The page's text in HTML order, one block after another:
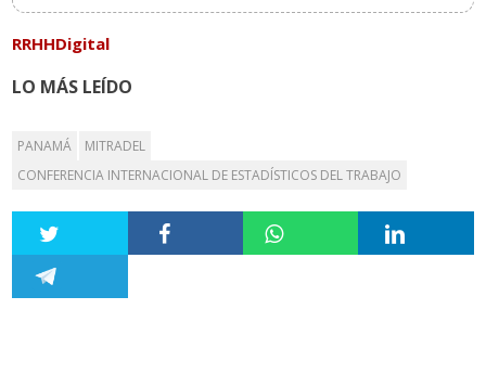
RRHHDigital
LO MÁS LEÍDO
PANAMÁ
MITRADEL
CONFERENCIA INTERNACIONAL DE ESTADÍSTICOS DEL TRABAJO